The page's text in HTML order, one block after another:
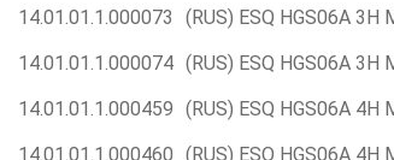
14.01.01.1.000073
(RUS) ESQ HGS06A 3H
14.01.01.1.000074 (RUS) ESQ HGS06A 3H
14.01.01.1.000459 (RUS) ESQ HGS06A 4H
14.01.01.1.000460 (RUS) ESQ HGS06A 4H